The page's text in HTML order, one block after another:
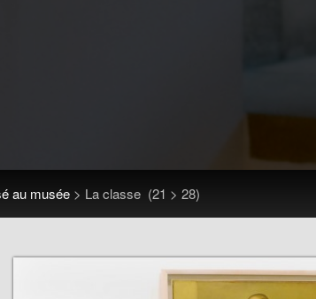
au musée > La classe (21 > 28)